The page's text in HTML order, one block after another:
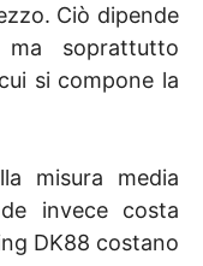
Ciò dipende
soprattutto
si compone la
misura media
invece costa
DK88 costano